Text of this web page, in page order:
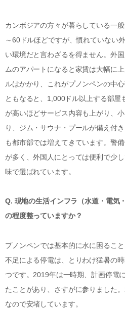
カンボジアの方々が暮らしている一
～60ドルほどですが、慣れていない
い環境だと言わざるを得ません。外
ムのアパートになると家賃は大幅に
ルはかかり、これがプノンペンの中
ともなると、1,000ドル以上する部
が高いほどサービス内容も上がり、
り、ジム・サウナ・プールが備え付
も都市部では増えてきています。警
が多く、外国人にとっては便利で少
味で選ばれています。
Q. 現地の生活インフラ（水道・電気
の程度整っていますか？
プノンペンでは基本的に水に困るこ
不足による停電は、とりわけ猛暑の
つです。2019年は一時期、計画停電
たことがあり、さすがに参りました
なので安堵しています。